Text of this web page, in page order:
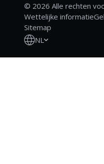
© 2026 Alle rechten
Wettelijke informatie
Sitemap
NL